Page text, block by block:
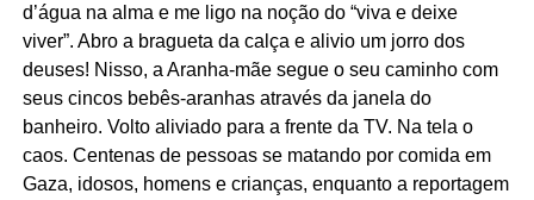
d’água na alma e me ligo na noção do “viva e deixe
viver”. Abro a bragueta da calça e alivio um jorro dos
deuses! Nisso, a Aranha-mãe segue o seu caminho com
seus cincos bebês-aranhas através da janela do
banheiro. Volto aliviado para a frente da TV. Na tela o
caos. Centenas de pessoas se matando por comida em
Gaza, idosos, homens e crianças, enquanto a reportagem